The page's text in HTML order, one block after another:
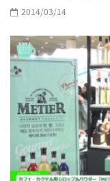
2014/03/14